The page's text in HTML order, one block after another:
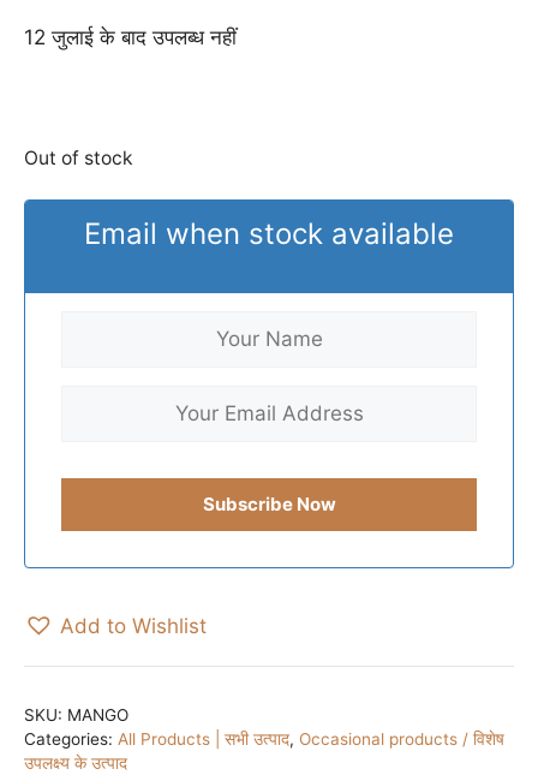
12 जुलाई के बाद उपलब्ध नहीं
Out of stock
Email when stock available
Add to Wishlist
SKU: MANGO
Categories: All Products | सभी उत्पाद, Occasional products / विशेष
उपलक्ष्य के उत्पाद